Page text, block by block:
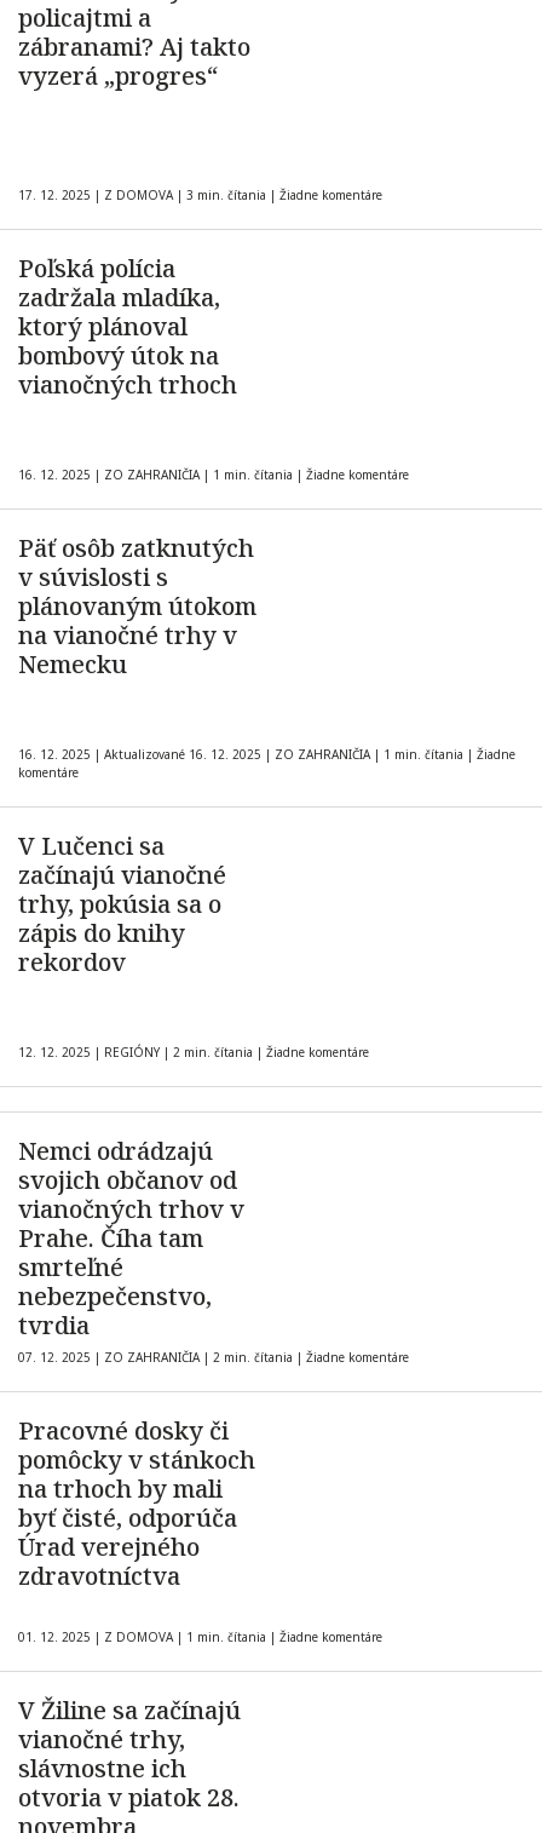
policajtmi a
zábranami? Aj takto
vyzerá „progres“
17. 12. 2025 | Z DOMOVA | 3 min. čítania | Žiadne komentáre
Poľská polícia
zadržala mladíka,
ktorý plánoval
bombový útok na
vianočných trhoch
16. 12. 2025 | ZO ZAHRANIČIA | 1 min. čítania | Žiadne komentáre
Päť osôb zatknutých
v súvislosti s
plánovaným útokom
na vianočné trhy v
Nemecku
16. 12. 2025 | Aktualizované 16. 12. 2025 | ZO ZAHRANIČIA | 1 min. čítania | Žiadne
komentáre
V Lučenci sa
začínajú vianočné
trhy, pokúsia sa o
zápis do knihy
rekordov
12. 12. 2025 | REGIÓNY | 2 min. čítania | Žiadne komentáre
Nemci odrádzajú
svojich občanov od
vianočných trhov v
Prahe. Číha tam
smrteľné
nebezpečenstvo,
tvrdia
07. 12. 2025 | ZO ZAHRANIČIA | 2 min. čítania | Žiadne komentáre
Pracovné dosky či
pomôcky v stánkoch
na trhoch by mali
byť čisté, odporúča
Úrad verejného
zdravotníctva
01. 12. 2025 | Z DOMOVA | 1 min. čítania | Žiadne komentáre
V Žiline sa začínajú
vianočné trhy,
slávnostne ich
otvoria v piatok 28.
novembra